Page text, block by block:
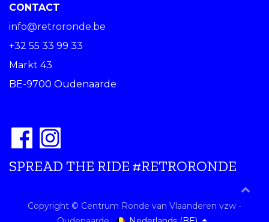
CONTACT
info@retroronde.be
+32 55 33 99 33
Markt 43
BE-9700 Oudenaarde
SPREAD THE RIDE #RETRORONDE
Copyright © Centrum Ronde van Vlaanderen vzw -